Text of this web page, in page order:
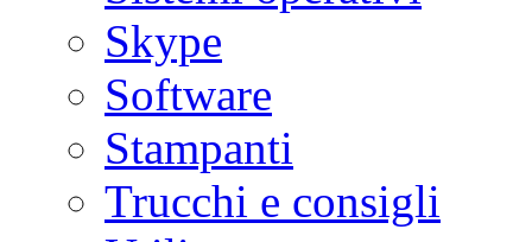
Skype
Software
Stampanti
Trucchi e consigli